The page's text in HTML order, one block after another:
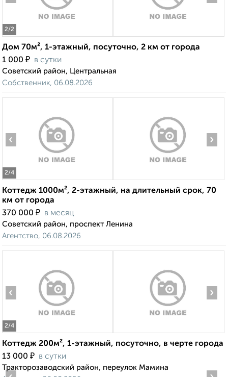
2/2
Дом 70м², 1-этажный, посуточно, 2 км от города
1 000 ₽ в сутки
Советский район, Центральная
Собственник, 06.08.2026
2/4
‹ ›
Коттедж 1000м², 2-этажный, на длительный срок, 70
км от города
370 000 ₽ в месяц
Советский район, проспект Ленина
Агентство, 06.08.2026
2/4
‹ ›
Коттедж 200м², 1-этажный, посуточно, в черте города
13 000 ₽ в сутки
Тракторозаводский район, переулок Мамина